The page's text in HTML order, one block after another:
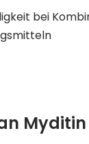
bei